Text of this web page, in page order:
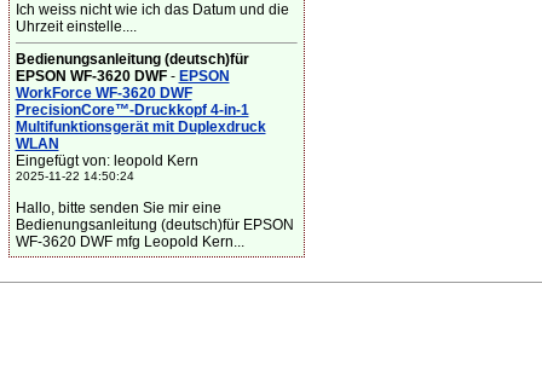
Ich weiss nicht wie ich das Datum und die
Uhrzeit einstelle....
Bedienungsanleitung (deutsch)für
EPSON WF-3620 DWF- EPSON
WorkForce WF-3620 DWF
PrecisionCore™-Druckkopf 4-in-1
Multifunktionsgerät mit Duplexdruck
WLAN
Eingefügt von: leopold Kern
2025-11-22 14:50:24
Hallo, bitte senden Sie mir eine
Bedienungsanleitung (deutsch)für EPSON
WF-3620 DWF mfg Leopold Kern...